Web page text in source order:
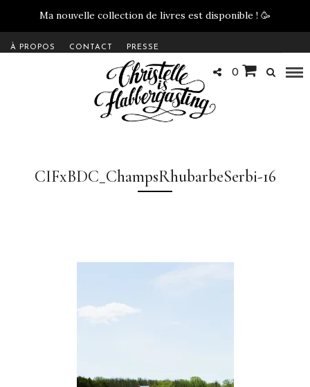
Ma nouvelle collection de livres est disponible ! 🥳
À PROPOS CONTACT PRESSE
0
CIFxBDC_ChampsRhubarbeSerbi-16